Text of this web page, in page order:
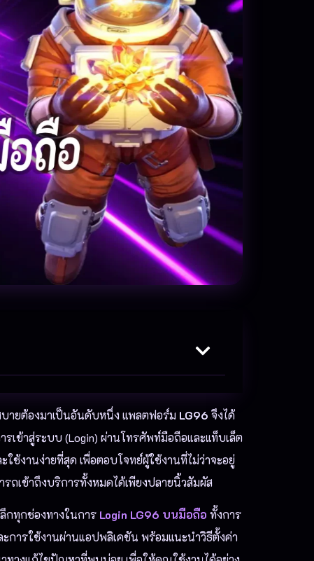
ายต้องมาเป็นอันดับหนึ่ง แพลตฟอร์ม LG96 จึงได้
ข้าสู่ระบบ (Login) ผ่านโทรศัพท์มือถือและแท็บเล็ต
ใช้งานง่ายที่สุด เพื่อตอบโจทย์ผู้ใช้งานที่ไม่ว่าจะอยู่
รถเข้าถึงบริการทั้งหมดได้เพียงปลายนิ้วสัมผัส
กทุกช่องทางในการ Login LG96 บนมือถือ ทั้งการ
ะการใช้งานผ่านแอปพลิเคชัน พร้อมแนะนำวิธีตั้งค่า